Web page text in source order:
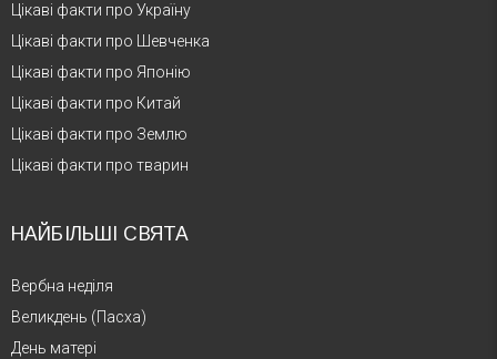
Цікаві факти про Україну
Цікаві факти про Шевченка
Цікаві факти про Японію
Цікаві факти про Китай
Цікаві факти про Землю
Цікаві факти про тварин
НАЙБІЛЬШІ СВЯТА
Вербна неділя
Великдень (Пасха)
День матері